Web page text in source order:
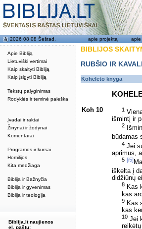
Apie Bibliją
Lietuviški vertimai
Kaip skaityti Bibliją
Kaip įsigyti Bibliją
Tekstų palyginimas
Rodyklės ir teminė paieška
Įvadai ir raktai
Žinynai ir žodynai
Komentarai
Programos ir kursai
Homilijos
Kita medžiaga
Biblija ir Bažnyčia
Biblija ir gyvenimas
Biblija ir teologija
2026 08 08 Šeštad. apie projektą apie
Biblija.lt naujienos
el. paštu:
BIBLIJOS
RUBŠIO IR
Koheleto knyga
Koh 10 1
išmintį ir
2
būdamas
4 Jei
aprimus,
5 [i5]
iškelta į
didžiūnų
8 Kas
kas
9 Kas
kas
10 Jei